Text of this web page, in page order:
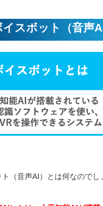
スボット（音声
（音声AI）とは何なのでし